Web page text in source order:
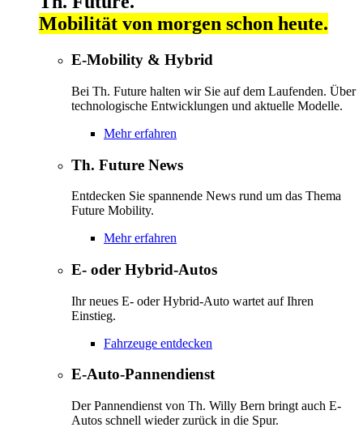
Mobilität von morgen schon heute.
E-Mobility & Hybrid
Bei Th. Future halten wir Sie auf dem Laufenden. Über
technologische Entwicklungen und aktuelle Modelle.
Mehr erfahren
Th. Future News
Entdecken Sie spannende News rund um das Thema
Future Mobility.
Mehr erfahren
E- oder Hybrid-Autos
Ihr neues E- oder Hybrid-Auto wartet auf Ihren
Einstieg.
Fahrzeuge entdecken
E-Auto-Pannendienst
Der Pannendienst von Th. Willy Bern bringt auch E-
Autos schnell wieder zurück in die Spur.